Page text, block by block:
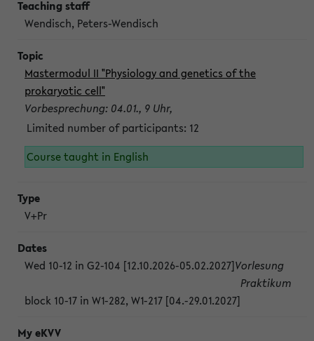
Wendisch, Peters-Wendisch
Mastermodul II "Physiology and genetics of the
prokaryotic cell"
Vorbesprechung: 04.01., 9 Uhr,
Limited number of participants: 12
Course taught in English
V+Pr
Wed 10-12 in G2-104 [12.10.2026-05.02.2027]Vorlesung
block 10-17 in W1-282, W1-217 [04.-29.01.2027]
Praktikum